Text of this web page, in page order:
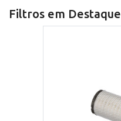
Filtros em Destaque